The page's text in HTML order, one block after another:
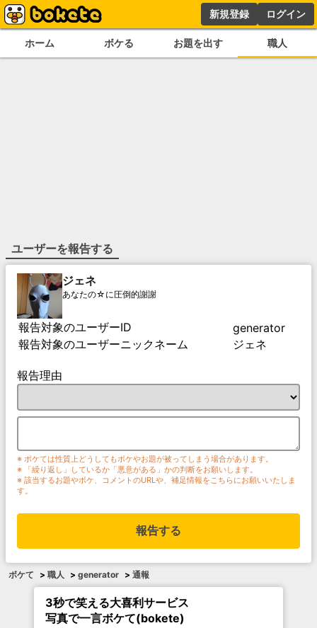
新規登録 ログイン
ホーム ボケる お題を出す 職人
ユーザーを報告する
ジェネ
あなたの☆に圧倒的謝謝
報告対象のユーザーID
generator
報告対象のユーザーニックネーム
ジェネ
報告理由
※ ボケては性質上どうしてもボケやお題が被ってしまう場合があります。
※ 「繰り返し」しているか「悪意がある」かの判断をお願いします。
※ 該当するお題やボケ、コメントのURLや、補足情報をこちらにお願いいたしま
す。
報告する
ボケて > 職人 > generator > 通報
3秒で笑える大喜利サービス
写真で一言ボケて(bokete)